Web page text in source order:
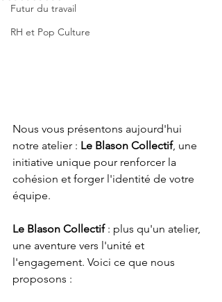
Futur du travail
RH et Pop Culture
Nous vous présentons aujourd'hui
notre atelier : Le Blason Collectif, une
initiative unique pour renforcer la
cohésion et forger l'identité de votre
équipe.
Le Blason Collectif : plus qu'un atelier,
une aventure vers l'unité et
l'engagement. Voici ce que nous
proposons :